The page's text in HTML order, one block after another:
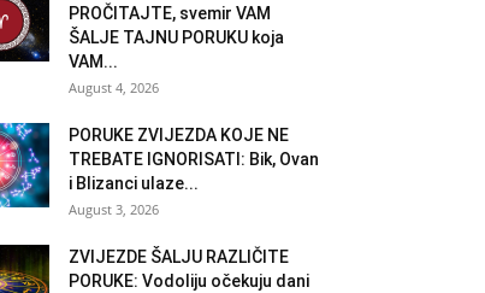
PROČITAJTE, svemir VAM
ŠALJE TAJNU PORUKU koja
VAM...
August 4, 2026
PORUKE ZVIJEZDA KOJE NE
TREBATE IGNORISATI: Bik, Ovan
i Blizanci ulaze...
August 3, 2026
ZVIJEZDE ŠALJU RAZLIČITE
PORUKE: Vodoliju očekuju dani